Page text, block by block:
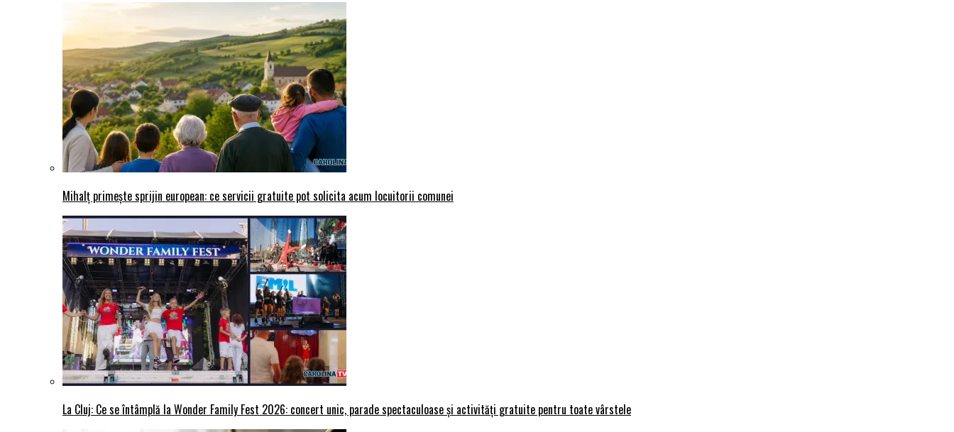
Mihalț primește sprijin european: ce servicii gratuite pot solicita acum locuitorii comunei
La Cluj: Ce se întâmplă la Wonder Family Fest 2026: concert unic, parade spectaculoase și activități gratuite pentru toate vârstele